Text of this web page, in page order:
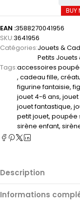
BUY
EAN :3588270041956
SKU:3641956
Catégories:Jouets &
Petits Jouets
Tags:accessoires
, cadeau fille,
figurine fantaisie,
jouet 4-6 ans, jouet
jouet fantastique,
petit jouet, poupée
sirène enfant,
Description
Informations